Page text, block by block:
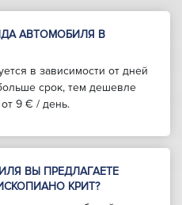
АВТОМОБИЛЯ В
в зависимости от дней
срок, тем дешевле
9 € / день.
ВЫ ПРЕДЛАГАЕТЕ
КРИТ?